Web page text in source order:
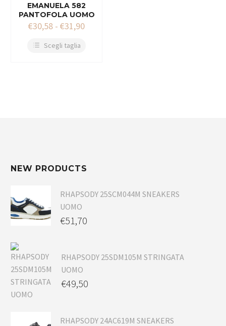
EMANUELA 582
PANTOFOLA UOMO
€30,58 - €31,90
Scegli taglia
NEW PRODUCTS
RHAPSODY 25SCM044M SNEAKERS
UOMO
€51,70
RHAPSODY 25SDM105M STRINGATA
UOMO
€49,50
RHAPSODY 24AC619M SNEAKERS